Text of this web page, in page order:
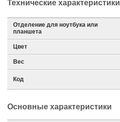
Технические характеристики
Отделение для ноутбука или
планшета
Цвет
Вес
Код
Основные характеристики